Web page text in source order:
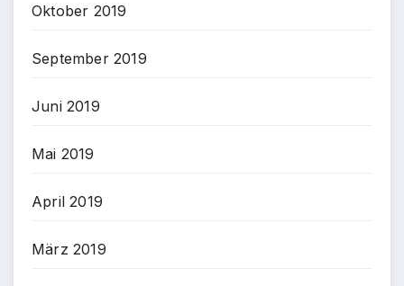
Oktober 2019
September 2019
Juni 2019
Mai 2019
April 2019
März 2019